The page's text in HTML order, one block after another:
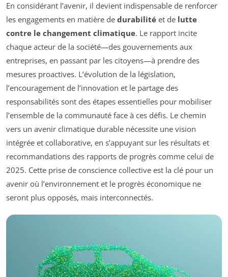
En considérant l’avenir, il devient indispensable de renforcer
les engagements en matière de durabilité et de lutte
contre le changement climatique. Le rapport incite
chaque acteur de la société—des gouvernements aux
entreprises, en passant par les citoyens—à prendre des
mesures proactives. L’évolution de la législation,
l’encouragement de l’innovation et le partage des
responsabilités sont des étapes essentielles pour mobiliser
l’ensemble de la communauté face à ces défis. Le chemin
vers un avenir climatique durable nécessite une vision
intégrée et collaborative, en s’appuyant sur les résultats et
recommandations des rapports de progrès comme celui de
2025. Cette prise de conscience collective est la clé pour un
avenir où l’environnement et le progrès économique ne
seront plus opposés, mais interconnectés.